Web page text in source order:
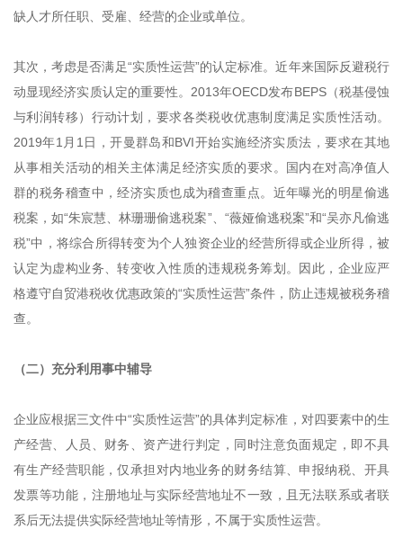
缺人才所任职、受雇、经营的企业或单位。
其次，考虑是否满足“实质性运营”的认定标准。近年来国际反避税行
动显现经济实质认定的重要性。2013年OECD发布BEPS（税基侵蚀
与利润转移）行动计划，要求各类税收优惠制度满足实质性活动。
2019年1月1日，开曼群岛和BVI开始实施经济实质法，要求在其地
从事相关活动的相关主体满足经济实质的要求。国内在对高净值人
群的税务稽查中，经济实质也成为稽查重点。近年曝光的明星偷逃
税案，如“朱宸慧、林珊珊偷逃税案”、“薇娅偷逃税案”和“吴亦凡偷逃
税”中，将综合所得转变为个人独资企业的经营所得或企业所得，被
认定为虚构业务、转变收入性质的违规税务筹划。因此，企业应严
格遵守自贸港税收优惠政策的“实质性运营”条件，防止违规被税务稽
查。
（二）充分利用事中辅导
企业应根据三文件中“实质性运营”的具体判定标准，对四要素中的生
产经营、人员、财务、资产进行判定，同时注意负面规定，即不具
有生产经营职能，仅承担对内地业务的财务结算、申报纳税、开具
发票等功能，注册地址与实际经营地址不一致，且无法联系或者联
系后无法提供实际经营地址等情形，不属于实质性运营。